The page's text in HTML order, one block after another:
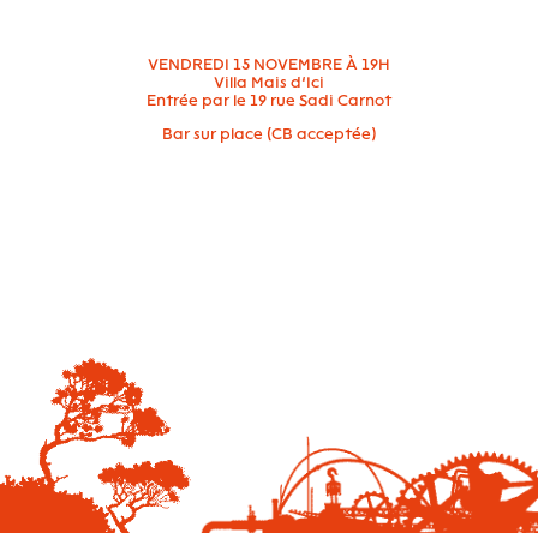
VENDREDI 15 NOVEMBRE À 19H
Villa Mais d’Ici
Entrée par le 19 rue Sadi Carnot
Bar sur place (CB acceptée)